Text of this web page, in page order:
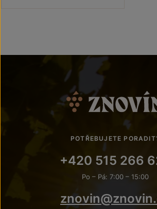
POTŘEBUJETE
+420 515 266
Po – Pá: 7:00 – 15:00